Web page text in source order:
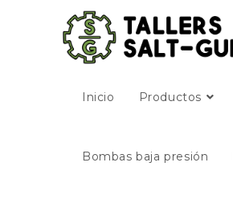
Inicio Productos
Bombas baja presión